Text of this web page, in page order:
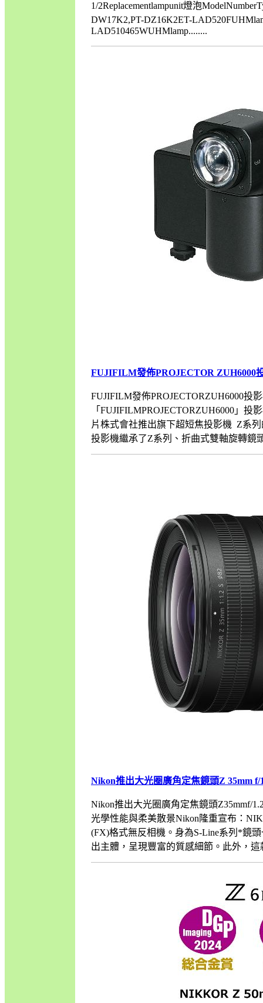
1/2Replacementlampunit燈泡
DW17K2,PT-DZ16K2ET-
LAD510465WUHMlamp........
FUJIFILM發佈PROJECTOR ZUH6000
FUJIFILM發佈PROJECTORZUH6000投
「FUJIFILMPROJECTORZUH6000」
片株式會社推出旗下超短焦投影機 Z系
投影機繼承了Z系列、折曲式雙軸旋轉鏡
Nikon推出大光圈廣角定焦鏡頭Z 35mm f/
Nikon推出大光圈廣角定焦鏡頭Z35mmf/
光學性能與柔美散景Nikon隆重宣布：
(FX)格式無反相機。身為S-Line系列*鏡
出主體，呈現豐富的質感細節。此外，